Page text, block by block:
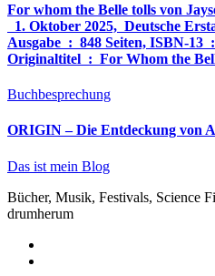
For whom the Belle tolls von
1. Oktober 2025, ‎ Deutsche
Ausgabe ‏ : ‎ 848 Seiten, ISBN-13 ‏ : ‎ 978-3764533694,
Originaltitel ‏ : ‎ For Whom
Buchbesprechung
ORIGIN – Die Entdeckung von
Das ist mein Blog
Bücher, Musik, Festivals, Science
drumherum